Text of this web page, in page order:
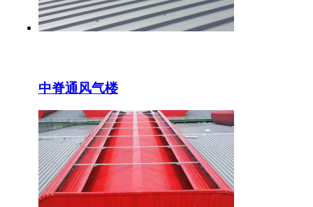
中脊通风气楼